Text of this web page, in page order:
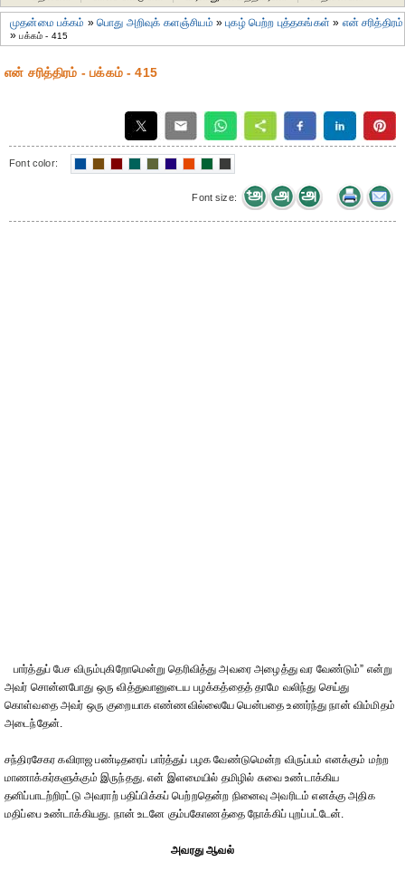
முதன்மை பக்கம் »பொது அறிவுக் களஞ்சியம் »புகழ் பெற்ற புத்தகங்கள் » என் சரித்திரம்
»பக்கம் - 415
என் சரித்திரம் - பக்கம் - 415
Font color:
Font size:
பார்த்துப் பேச விரும்புகிறோமென்று தெரிவித்து அவரை அழைத்து வர வேண்டும்” என்று
அவர் சொன்னபோது ஒரு வித்துவானுடைய பழக்கத்தைத் தாமே வலிந்து செய்து
கொள்வதை அவர் ஒரு குறையாக எண்ணவில்லையே யென்பதை உணர்ந்து நான் விம்மிதம்
அடைந்தேன்.
சந்திரசேகர கவிராஜ பண்டிதரைப் பார்த்துப் பழக வேண்டுமென்ற விருப்பம் எனக்கும் மற்ற
மாணாக்கர்களுக்கும் இருந்தது. என் இளமையில் தமிழில் சுவை உண்டாக்கிய
தனிப்பாடற்றிரட்டு அவராற் பதிப்பிக்கப் பெற்றதென்ற நினைவு அவரிடம் எனக்கு அதிக
மதிப்பை உண்டாக்கியது. நான் உடனே கும்பகோணத்தை நோக்கிப் புறப்பட்டேன்.
அவரது ஆவல்